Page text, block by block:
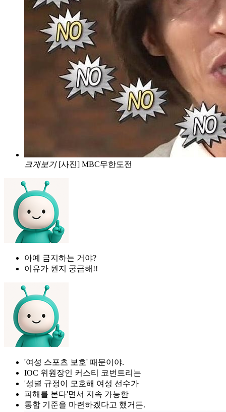
크게보기 [사진] MBC무한도전
아예 금지하는 거야?
이유가 뭔지 궁금해!!
'여성 스포츠 보호' 때문이야.
IOC 위원장인 커스티 코번트리는
'성별 규정이 모호해 여성 선수가
피해를 본다'면서 지속 가능한
통합 기준을 마련하겠다고 했거든.